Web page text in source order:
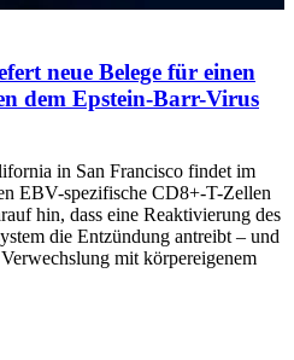
neue Belege für einen
dem Epstein-Barr-Virus
in San Francisco findet im
EBV-spezifische CD8+-T-Zellen
hin, dass eine Reaktivierung des
die Entzündung antreibt – und
mit körpereigenem